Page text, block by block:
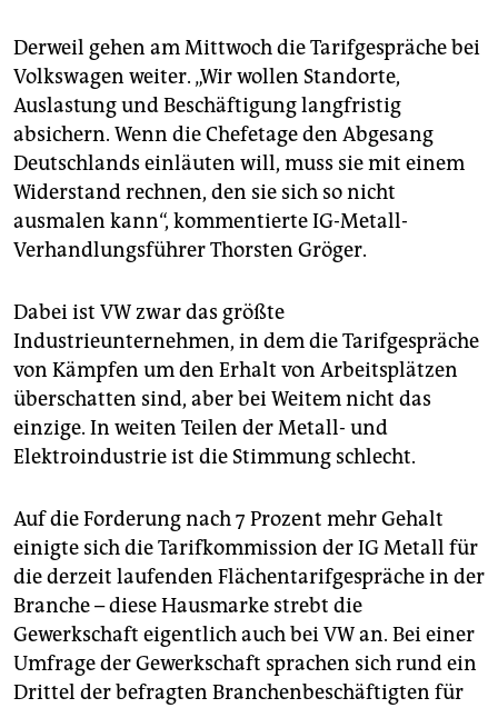
Derweil gehen am Mittwoch die Tarifgespräche bei
Volkswagen weiter. „Wir wollen Standorte,
Auslastung und Beschäftigung langfristig
absichern. Wenn die Chefetage den Abgesang
Deutschlands einläuten will, muss sie mit einem
Widerstand rechnen, den sie sich so nicht
ausmalen kann“, kommentierte IG-Metall-
Verhandlungsführer Thorsten Gröger.
Dabei ist VW zwar das größte
Industrieunternehmen, in dem die Tarifgespräche
von Kämpfen um den Erhalt von Arbeitsplätzen
überschatten sind, aber bei Weitem nicht das
einzige. In weiten Teilen der Metall- und
Elektroindustrie ist die Stimmung schlecht.
Auf die Forderung nach 7 Prozent mehr Gehalt
einigte sich die Tarifkommission der IG Metall für
die derzeit laufenden Flächentarifgespräche in der
Branche – diese Hausmarke strebt die
Gewerkschaft eigentlich auch bei VW an. Bei einer
Umfrage der Gewerkschaft sprachen sich rund ein
Drittel der befragten Branchenbeschäftigten für